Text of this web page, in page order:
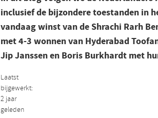
inclusief de bijzondere toestanden in
vandaag winst van de Shrachi Rarh
met 4-3 wonnen van Hyderabad
Jip Janssen en Boris Burkhardt met
Laatst
bijgewerkt:
2 jaar
geleden